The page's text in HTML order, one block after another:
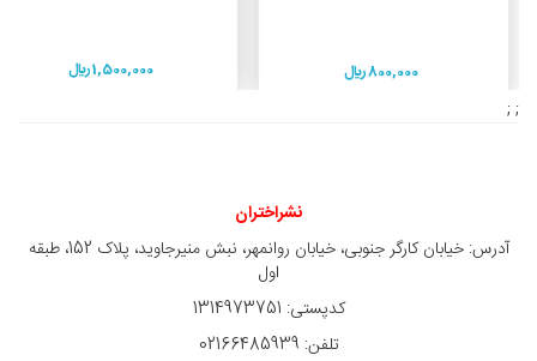
1,500,000 ريال 800,000 ريال
; ;
نشراختران
آدرس: خیابان کارگر جنوبی، خیابان روانمهر، نبش منیرجاوید، پلاک 152، طبقه
اول
کدپستی: 1314973751
تلفن: 02166485939